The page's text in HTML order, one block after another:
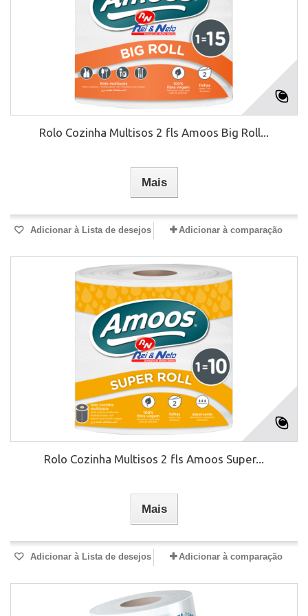
Rolo Cozinha Multisos 2 fls Amoos Big Roll...
Mais
Adicionar à Lista de desejos Adicionar à comparação
Rolo Cozinha Multisos 2 fls Amoos Super...
Mais
Adicionar à Lista de desejos Adicionar à comparação